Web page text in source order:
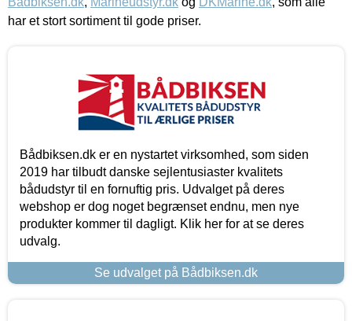
har et stort sortiment til gode priser.
Bådbiksen.dk er en nystartet virksomhed, som siden
2019 har tilbudt danske sejlentusiaster kvalitets
bådudstyr til en fornuftig pris. Udvalget på deres
webshop er dog noget begrænset endnu, men nye
produkter kommer til dagligt. Klik her for at se deres
udvalg.
Se udvalget på Bådbiksen.dk